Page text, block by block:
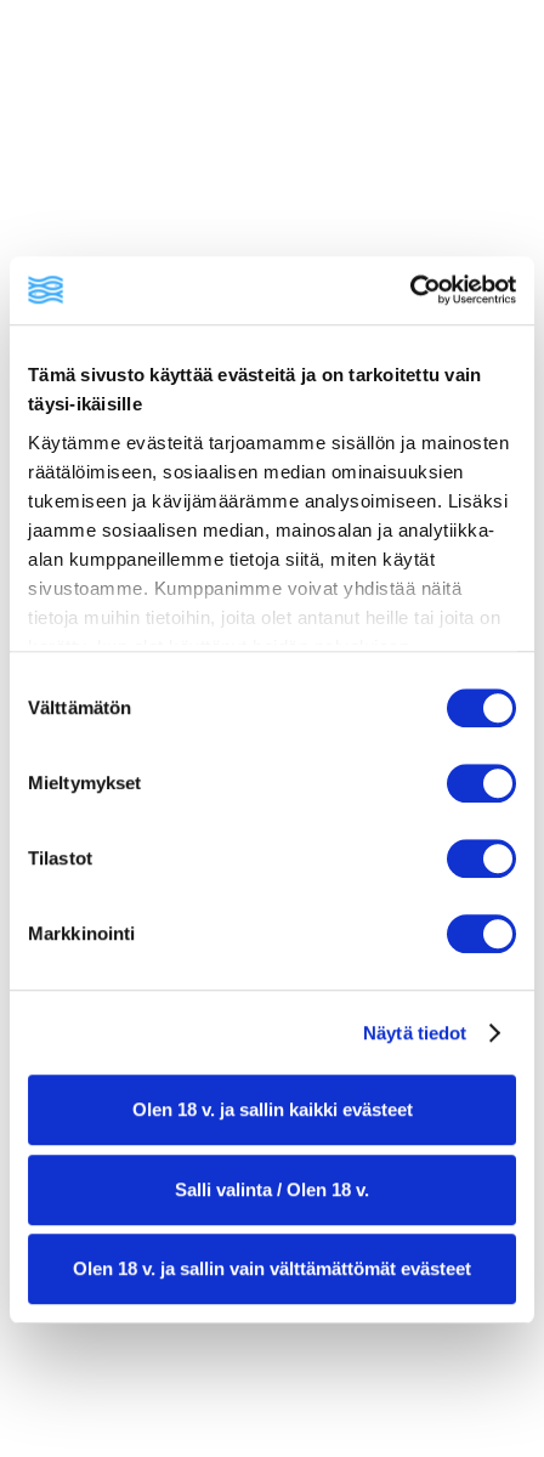
Tämä sivusto käyttää evästeitä ja on tarkoitettu vain
täysi-ikäisille
Käytämme evästeitä tarjoamamme sisällön ja mainosten
räätälöimiseen, sosiaalisen median ominaisuuksien
tukemiseen ja kävijämäärämme analysoimiseen. Lisäksi
jaamme sosiaalisen median, mainosalan ja analytiikka-
alan kumppaneillemme tietoja siitä, miten käytät
sivustoamme. Kumppanimme voivat yhdistää näitä
tietoja muihin tietoihin, joita olet antanut heille tai joita on
tai vanhempi. Vahvista ikäsi käyttääksesi sivustoa.
valinta
Välttämätön
Mieltymykset
Tilastot
Markkinointi
Näytä tiedot
Olen 18 v. ja sallin kaikki evästeet
Salli valinta / Olen 18 v.
Olen 18 v. ja sallin vain välttämättömät evästeet
ainekset
valmistusohje
lisätietoja
600 g lohifilettä (nahka päällä)
½ sitruunan mehu
1–2 tl wasabitahnaa (maun mukaan)
tuoretta tilliä tai ruohosipulia koristeluun
valmistusaika:35 min
annosmäärä:4